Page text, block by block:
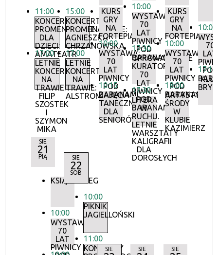
11:00
KONCERTY
PROMENADOWE
DLA
DZIECI:
AMATEATR
17:00
LETNIE
KONCERTY
NA
TRAWIE:
FILIP
SZOSTEK
I
SZYMON
MIKA
15:00
KONCERTY
PROMENADOWE:
AGNIESZKA
CHRZANOWSKA
17:00
LETNIE
KONCERTY
NA
TRAWIE:
ALSTROMERIE
KURS
GRY
NA
FORTEPIANIE
10:00
WYSTAWA:
70
LAT
PIWNICY
POD
BARANAMI
10:15
ZAJĘCIA
TANECZNE
DLA
SENIORÓW
10:00
WYSTAWA:
70
LAT
PIWNICY
POD
BARANAMI
17:30
OPROWADZANIE
KURATORSKIE:
70
LAT
PIWNICY
POD
BARANAMI
17:30
LITERA
W
RUCHU.
LETNIE
WARSZTATY
KALIGRAFII
DLA
DOROSŁYCH
KURS
GRY
NA
FORTEPIANIE
10:00
WYSTAWA:
70
LAT
PIWNICY
POD
BARANAMI
18:00
ŚRODY
W
KLUBIE
KAZIMIERZ
10:00
70
LAT
POD
17:15
SIE
21
PIĄ
KSIĄŻKOBIEG
10:00
WYSTAWA:
70
LAT
PIWNICY
SIE
22
SOB
10:00
PIKNIK
JAGIELLOŃSKI
11:00
KONCERTY
SIE SIE SIE